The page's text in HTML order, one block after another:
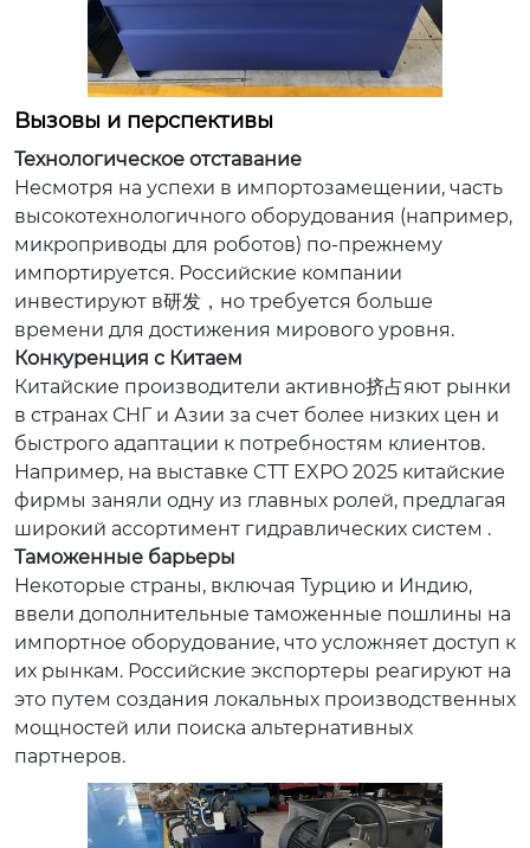
Вызовы и перспективы
Технологическое отставание
Несмотря на успехи в импортозамещении, часть
высокотехнологичного оборудования (например,
микроприводы для роботов) по-прежнему
импортируется. Российские компании
инвестируют в研发，но требуется больше
времени для достижения мирового уровня.
Конкуренция с Китаем
Китайские производители активно挤占яют рынки
в странах СНГ и Азии за счет более низких цен и
быстрого адаптации к потребностям клиентов.
Например, на выставке CTT EXPO 2025 китайские
фирмы заняли одну из главных ролей, предлагая
широкий ассортимент гидравлических систем .
Таможенные барьеры
Некоторые страны, включая Турцию и Индию,
ввели дополнительные таможенные пошлины на
импортное оборудование, что усложняет доступ к
их рынкам. Российские экспортеры реагируют на
это путем создания локальных производственных
мощностей или поиска альтернативных
партнеров.